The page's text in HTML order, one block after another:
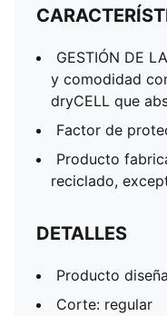
GESTIÓN DE
y comodidad
dryCELL que
Factor de
Producto
reciclado,
DETALLES
Producto
Corte: regular